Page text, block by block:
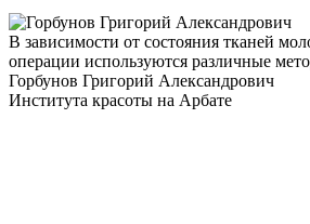
В зависимости от состояния тканей
операции используются различные
Горбунов Григорий Александрович
Института красоты на Арбате